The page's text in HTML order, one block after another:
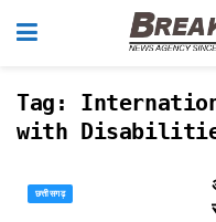
Tag:
with
छत्तीसगढ़